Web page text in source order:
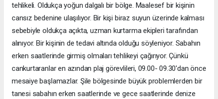
tehlikeli. Oldukça yoğun dalgalı bir bölge. Maalesef bir kişinin
cansız bedenine ulaşılıyor. Bir kişi biraz suyun üzerinde kalması
sebebiyle oldukça açıkta, uzman kurtarma ekipleri tarafından
alınıyor. Bir kişinin de tedavi altında olduğu söyleniyor. Sabahın
erken saatlerinde girmiş olmaları tehlikeyi çağırıyor. Çünkü
cankurtaranlar en azından plaj görevlileri, 09.00- 09.30'dan önce
mesaiye başlamazlar. Şile bölgesinde büyük problemlerden bir
tanesi sabahın erken saatlerinde ve gece saatlerinde denize